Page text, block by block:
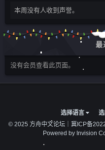
本周没有人收到声誉。
最
没有会员查看此页面。
选择语言
© 2025 方舟中文论坛｜ 冀ICP备
Powered by Invision